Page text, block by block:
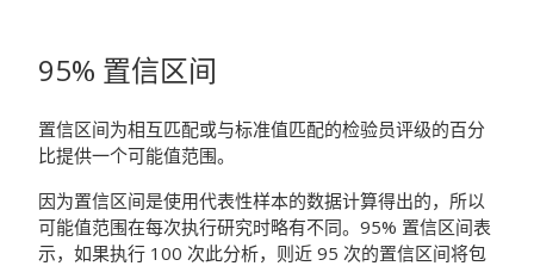
95% 置信区间
置信区间为相互匹配或与标准值匹配的检验员评级的百分
比提供一个可能值范围。
因为置信区间是使用代表性样本的数据计算得出的，所以
可能值范围在每次执行研究时略有不同。95% 置信区间表
示，如果执行 100 次此分析，则近 95 次的置信区间将包